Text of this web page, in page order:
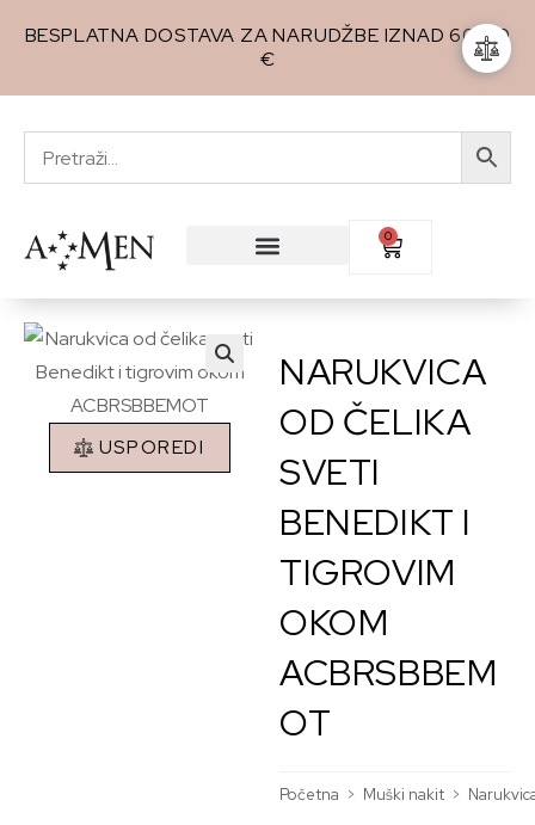
BESPLATNA DOSTAVA ZA NARUDŽBE IZNAD 60,00
€
0
USPOREDI
NARUKVICA
OD ČELIKA
SVETI
BENEDIKT I
TIGROVIM
OKOM
ACBRSBBEM
OT
Početna > Muški nakit >